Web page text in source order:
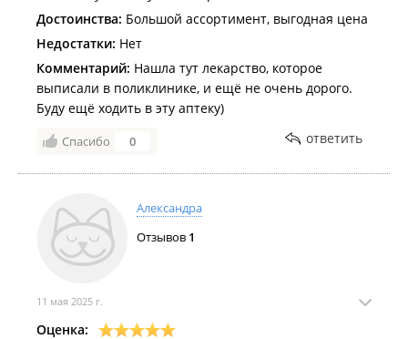
Достоинства: Большой ассортимент, выгодная цена
Недостатки: Нет
Комментарий: Нашла тут лекарство, которое
выписали в поликлинике, и ещё не очень дорого.
Буду ещё ходить в эту аптеку)
Спасибо 0 ответить
Александра
Отзывов 1
11 мая 2025 г.
Оценка: